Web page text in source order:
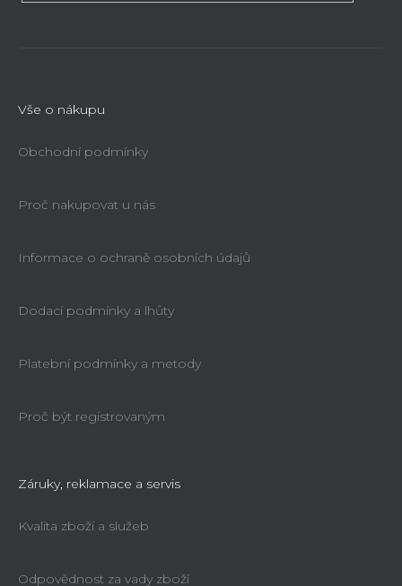
Vše o nákupu
Obchodní podmínky
Proč nakupovat u nás
Informace o ochraně osobních údajů
Dodací podmínky a lhůty
Platební podmínky a metody
Proč být registrovaným
Záruky, reklamace a servis
Kvalita zboží a služeb
Odpovědnost za vady zboží